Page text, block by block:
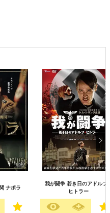
ナポラ
我が闘争 若き日のアドルフ・
ヒトラー